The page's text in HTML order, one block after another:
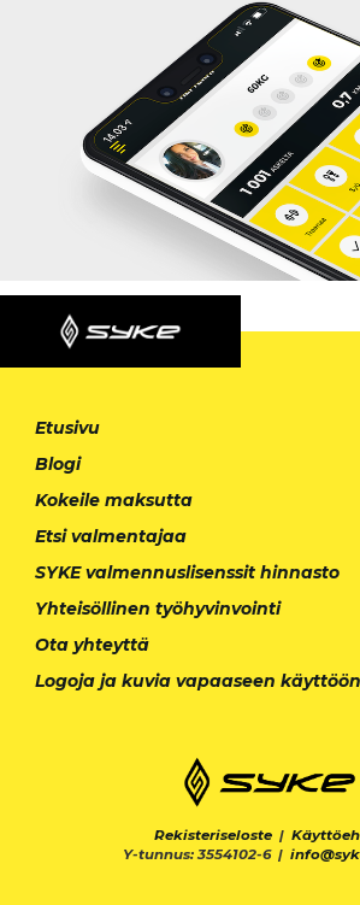
Etusivu
Blogi
Kokeile maksutta
Etsi valmentajaa
SYKE valmennuslisenssit hinnasto
Yhteisöllinen työhyvinvointi
Ota yhteyttä
Logoja ja kuvia vapaaseen käyttöön
Rekisteriseloste |
Y-tunnus: 3554102-6 |